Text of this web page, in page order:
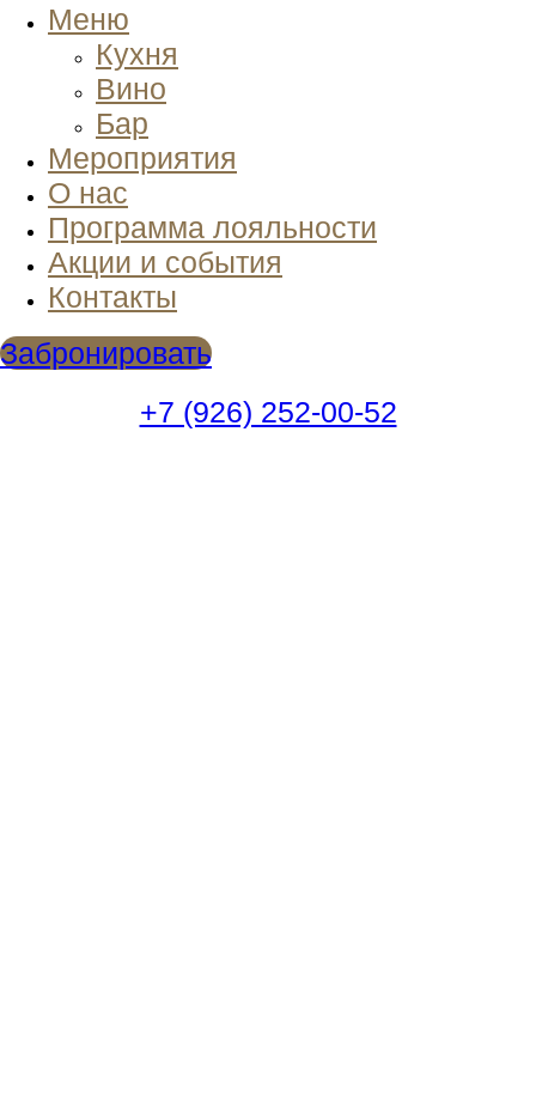
Меню
Кухня
Вино
Бар
Мероприятия
О нас
Программа лояльности
Акции и события
Контакты
Забронировать
+7 (926) 252-00-52